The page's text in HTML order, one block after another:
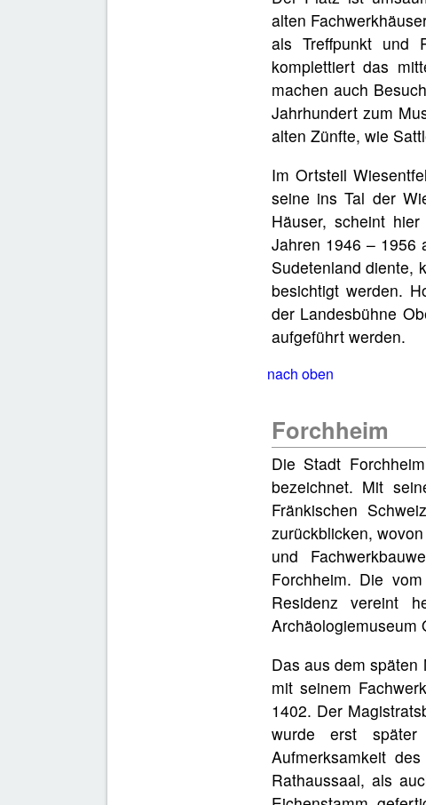
alten
als Treffpunkt und
komplettiert das
machen auch
Jahrhundert zum
alten Zünfte, wie
Im Ortsteil
seine ins Tal der
Häuser, scheint
Jahren 1946 – 1956
Sudetenland diente,
besichtigt werden.
der Landesbühne
aufgeführt werden.
nach oben
Forchheim
Die Stadt
bezeichnet. Mit
Fränkischen
zurückblicken,
und
Forchheim. Die
Residenz vereint
Archäologiemuseum
Das aus dem
mit seinem
1402. Der
wurde erst
Aufmerksamkeit
Rathaussaal, als